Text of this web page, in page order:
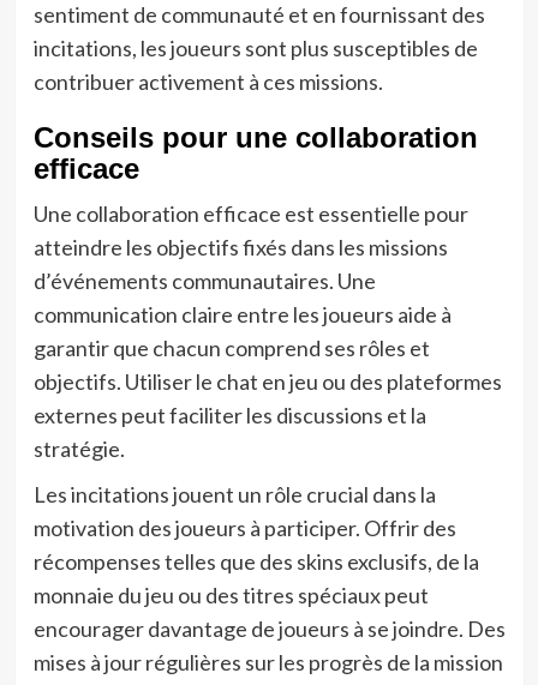
sentiment de communauté et en fournissant des
incitations, les joueurs sont plus susceptibles de
contribuer activement à ces missions.
Conseils pour une collaboration
efficace
Une collaboration efficace est essentielle pour
atteindre les objectifs fixés dans les missions
d’événements communautaires. Une
communication claire entre les joueurs aide à
garantir que chacun comprend ses rôles et
objectifs. Utiliser le chat en jeu ou des plateformes
externes peut faciliter les discussions et la
stratégie.
Les incitations jouent un rôle crucial dans la
motivation des joueurs à participer. Offrir des
récompenses telles que des skins exclusifs, de la
monnaie du jeu ou des titres spéciaux peut
encourager davantage de joueurs à se joindre. Des
mises à jour régulières sur les progrès de la mission